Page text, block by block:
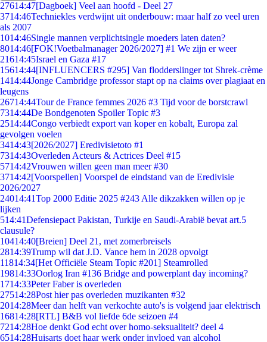
27614:47[Dagboek] Veel aan hoofd - Deel 27
3714:46Techniekles verdwijnt uit onderbouw: maar half zo veel uren
als 2007
1014:46Single mannen verplichtsingle moeders laten daten?
8014:46[FOK!Voetbalmanager 2026/2027] #1 We zijn er weer
21614:45Israel en Gaza #17
15614:44[INFLUENCERS #295] Van flodderslinger tot Shrek-crème
1414:44Jonge Cambridge professor stapt op na claims over plagiaat en
leugens
26714:44Tour de France femmes 2026 #3 Tijd voor de borstcrawl
7314:44De Bondgenoten Spoiler Topic #3
2514:44Congo verbiedt export van koper en kobalt, Europa zal
gevolgen voelen
3414:43[2026/2027] Eredivisietoto #1
7314:43Overleden Acteurs & Actrices Deel #15
5714:42Vrouwen willen geen man meer #30
3714:42[Voorspellen] Voorspel de eindstand van de Eredivisie
2026/2027
24014:41Top 2000 Editie 2025 #243 Alle dikzakken willen op je
lijken
514:41Defensiepact Pakistan, Turkije en Saudi-Arabië bevat art.5
clausule?
10414:40[Breien] Deel 21, met zomerbreisels
2814:39Trump wil dat J.D. Vance hem in 2028 opvolgt
11814:34[Het Officiële Steam Topic #201] Steamrolled
19814:33Oorlog Iran #136 Bridge and powerplant day incoming?
1714:33Peter Faber is overleden
27514:28Post hier pas overleden muzikanten #32
2014:28Meer dan helft van verkochte auto's is volgend jaar elektrisch
16814:28[RTL] B&B vol liefde 6de seizoen #4
7214:28Hoe denkt God echt over homo-seksualiteit? deel 4
6514:28Huisarts doet haar werk onder invloed van alcohol